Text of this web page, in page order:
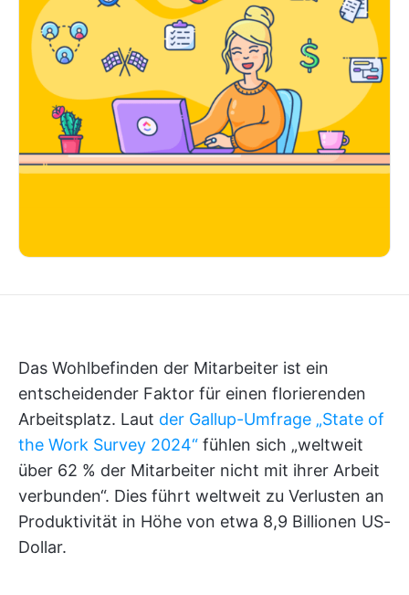
Das Wohlbefinden der Mitarbeiter ist ein
entscheidender Faktor für einen florierenden
Arbeitsplatz. Laut der Gallup-Umfrage „State of
the Work Survey 2024“ fühlen sich „weltweit
über 62 % der Mitarbeiter nicht mit ihrer Arbeit
verbunden“. Dies führt weltweit zu Verlusten an
Produktivität in Höhe von etwa 8,9 Billionen US-
Dollar.